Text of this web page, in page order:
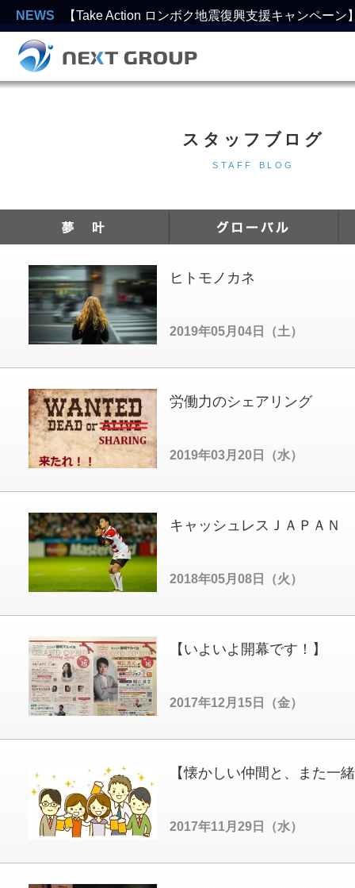
NEWS 【Take Action ロンボク地震復興支援キャンペー
スタッフブログ
STAFF BLOG
ヒトモノカネ
2019年05月04日（土）
労働力のシェアリング
2019年03月20日（水）
キャッシュレスＪＡＰＡＮ
2018年05月08日（火）
【いよいよ開幕です！】
2017年12月15日（金）
【懐かしい仲間と、また一
2017年11月29日（水）